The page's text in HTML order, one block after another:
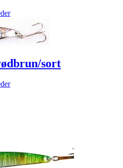
Dette
har
flere
kan
på
sort
Dette
på
varesiden